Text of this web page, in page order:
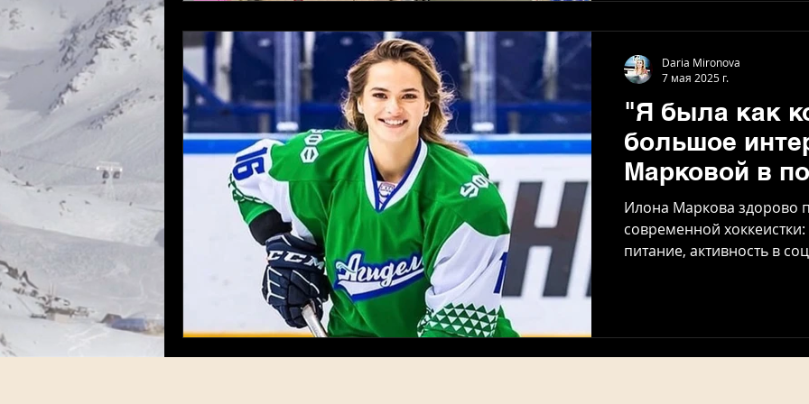
"Я была как
большое
Марковой в
"Хоккей на
Илона Маркова здорово
современной
питание, активность в
Свой спортивный путь
гимнастике и фигурном
Daria Mironova
7 мая 2025 г.